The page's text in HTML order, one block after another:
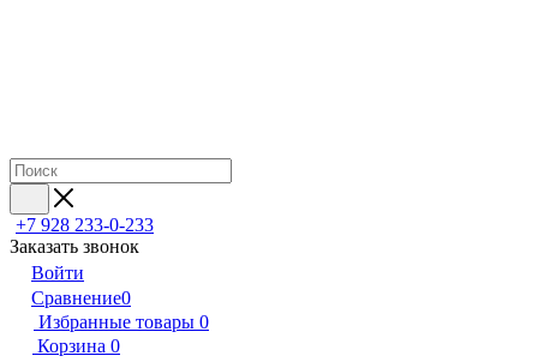
+7 928 233-0-233
Заказать звонок
Войти
Сравнение0
Избранные товары 0
Корзина 0